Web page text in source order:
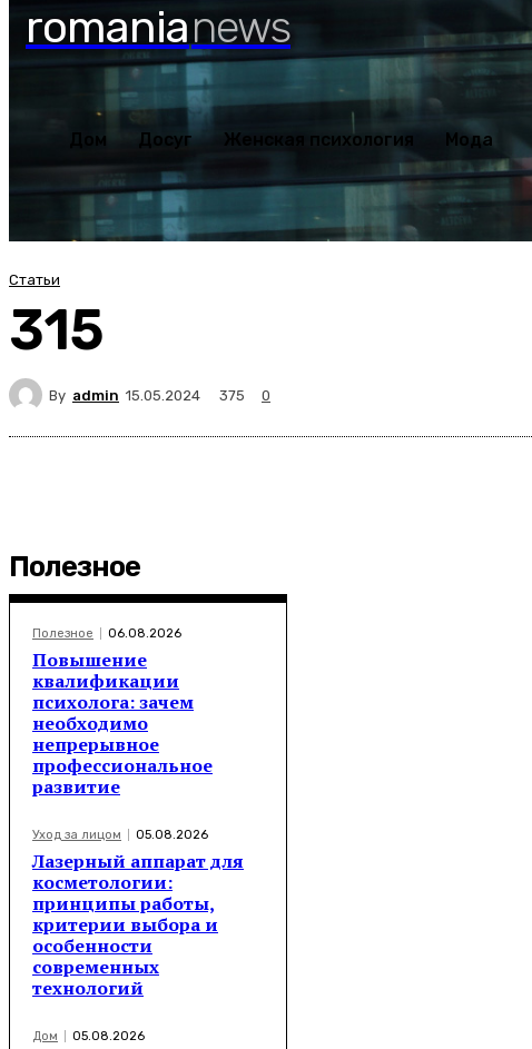
romanianews
Дом Досуг Женская психология Мода
Статьи
315
By admin 15.05.2024 375 0
Полезное
Полезное 06.08.2026
Повышение
квалификации
психолога: зачем
необходимо
непрерывное
профессиональное
развитие
Уход за лицом 05.08.2026
Лазерный аппарат для
косметологии:
принципы работы,
критерии выбора и
особенности
современных
технологий
Дом 05.08.2026